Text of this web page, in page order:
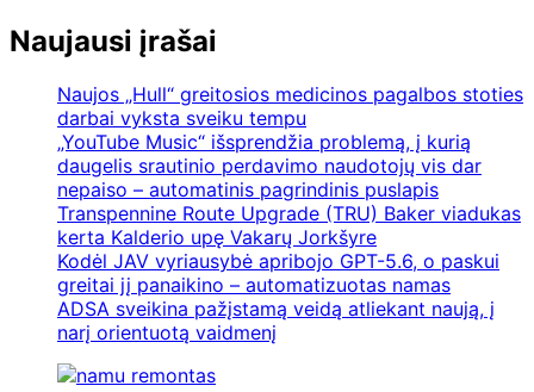
Naujausi įrašai
Naujos „Hull“ greitosios medicinos pagalbos stoties
darbai vyksta sveiku tempu
„YouTube Music“ išsprendžia problemą, į kurią
daugelis srautinio perdavimo naudotojų vis dar
nepaiso – automatinis pagrindinis puslapis
Transpennine Route Upgrade (TRU) Baker viadukas
kerta Kalderio upę Vakarų Jorkšyre
Kodėl JAV vyriausybė apribojo GPT-5.6, o paskui
greitai jį panaikino – automatizuotas namas
ADSA sveikina pažįstamą veidą atliekant naują, į
narį orientuotą vaidmenį